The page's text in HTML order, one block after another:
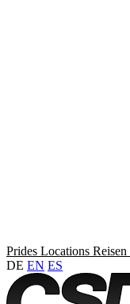
Prides Locations Reisen
DE EN ES